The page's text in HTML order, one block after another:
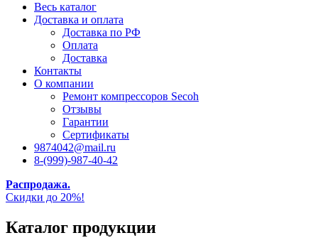
Весь каталог
Доставка и оплата
Доставка по РФ
Оплата
Доставка
Контакты
О компании
Ремонт компрессоров Secoh
Отзывы
Гарантии
Сертификаты
9874042@mail.ru
8-(999)-987-40-42
Распродажа.
Скидки до 20%!
Каталог продукции